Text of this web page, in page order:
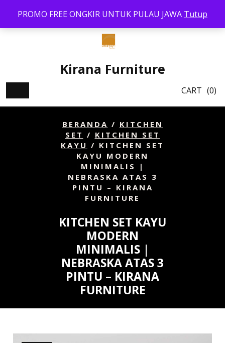
PROMO FREE ONGKIR UNTUK PULAU JAWA Tutup
content
Kirana Furniture
CART (0)
BERANDA / KITCHEN
SET / KITCHEN SET
KAYU / KITCHEN SET
KAYU MODERN
MINIMALIS |
NEBRASKA ATAS 3
PINTU – KIRANA
FURNITURE
KITCHEN SET KAYU
MODERN
MINIMALIS |
NEBRASKA ATAS 3
PINTU – KIRANA
FURNITURE